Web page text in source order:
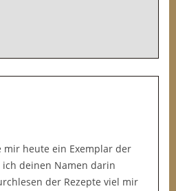
mir heute ein Exemplar der
deinen Namen darin
der Rezepte viel mir